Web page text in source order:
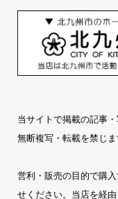
当サイトで掲載の記事
無断複写・転載を禁じま
営利・販売の目的で購
せください。当店を経